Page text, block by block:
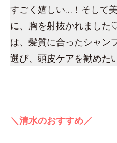
すごく嬉しい…！そして
に、胸を射抜かれまし
は、髪質に合ったシャン
選び、頭皮ケアを勧めた
＼清水のおすすめ／